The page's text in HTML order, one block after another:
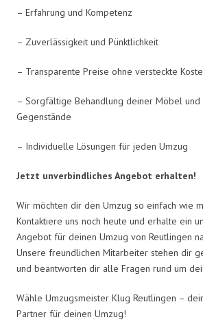
– Erfahrung und Kompetenz
– Zuverlässigkeit und Pünktlichkeit
– Transparente Preise ohne versteckte
– Sorgfältige Behandlung deiner Möbel und
Gegenstände
– Individuelle Lösungen für jeden Umzug
Jetzt unverbindliches Angebot erhalten!
Wir möchten dir den Umzug so einfach wie
Kontaktiere uns noch heute und erhalte ein
Angebot für deinen Umzug von Reutlingen
Unsere freundlichen Mitarbeiter stehen dir
und beantworten dir alle Fragen rund um
Wähle Umzugsmeister Klug Reutlingen –
Partner für deinen Umzug!